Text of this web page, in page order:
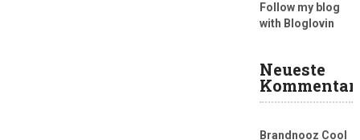
Follow my blog
with Bloglovin
Neueste
Brandnooz Cool